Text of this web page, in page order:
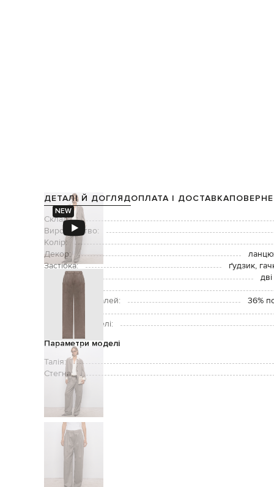
NEW
ДЕТАЛІ Й ДОГЛЯДОПЛАТА І ДОСТАВКА
Склад:
Виробництво:
Колір:
Декор:
Застібка:
ґудзик,
Кишені:
Підкладка деталей:
36%
Розмір на моделі:
Параметри моделі
Талія:
Стегна: